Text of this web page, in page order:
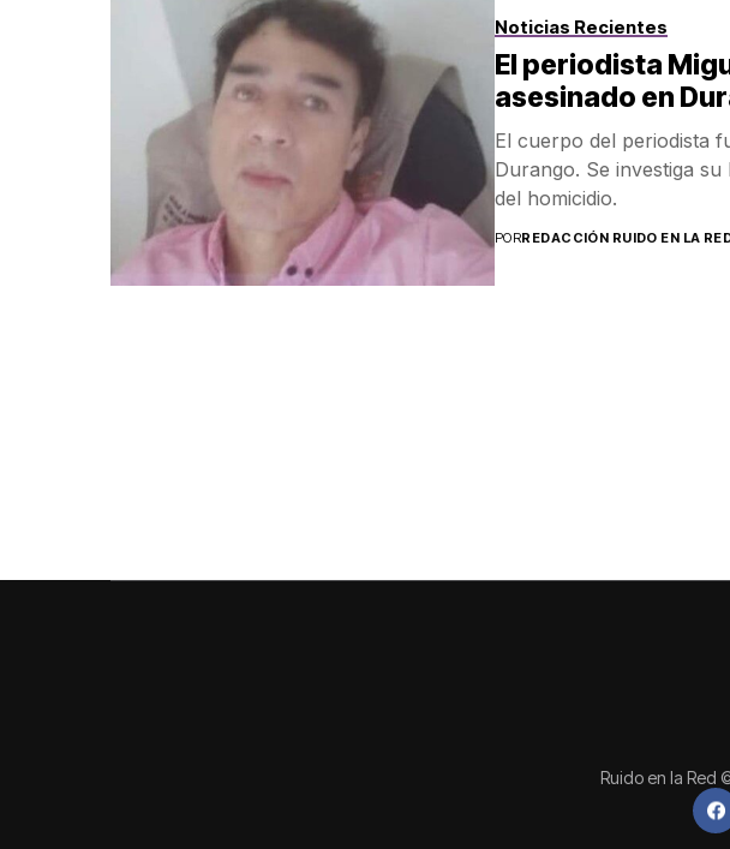
Noticias Recientes
El periodista
asesinado en
El cuerpo del periodista
Durango. Se investiga
del homicidio.
PORREDACCIÓN RUIDO EN LA
Ruido en la Red